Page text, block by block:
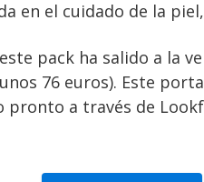
en el cuidado de la
pack ha salido a la
76 euros). Este
pronto a través de